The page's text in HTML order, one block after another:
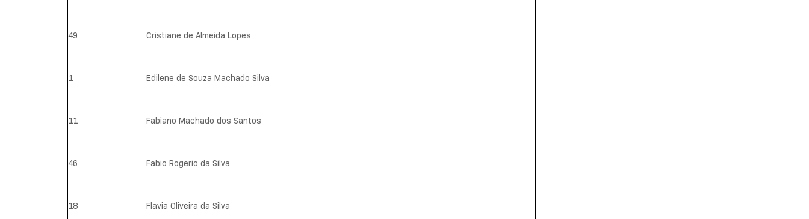
49 Cristiane de Almeida Lopes
1 Edilene de Souza Machado Silva
11 Fabiano Machado dos Santos
46 Fabio Rogerio da Silva
18 Flavia Oliveira da Silva